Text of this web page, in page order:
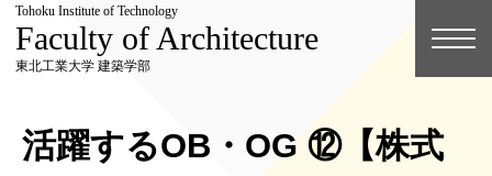
Tohoku Institute of Technology
Faculty of Architecture
東北工業大学 建築学部
活躍するOB・OG ⑫【株式